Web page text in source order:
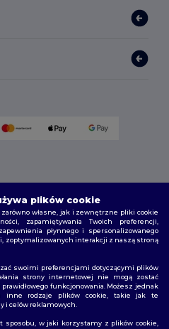
plików cookie
własne, jak i zewnętrzne pliki cookie
zapamiętywania Twoich preferencji,
płynnego i spersonalizowanego
zoptymalizowanych interakcji z naszą stroną
swoimi preferencjami dotyczącymi plików
strony internetowej nie mogą zostać
funkcjonowania. Możesz jednak
inne rodzaje plików cookie, takie jak te
i celów reklamowych.
w jaki korzystamy z plików cookie,